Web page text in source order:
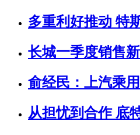
多重利好推动 特
长城一季度销售
俞经民：上汽乘
从担忧到合作 底